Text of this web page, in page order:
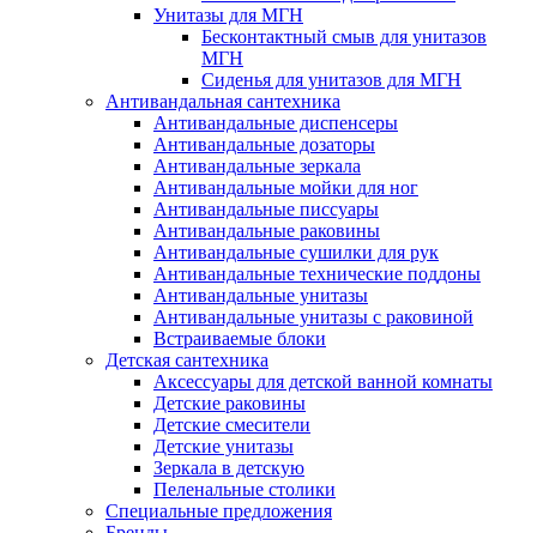
Унитазы для МГН
Бесконтактный смыв для унитазов
МГН
Сиденья для унитазов для МГН
Антивандальная сантехника
Антивандальные диспенсеры
Антивандальные дозаторы
Антивандальные зеркала
Антивандальные мойки для ног
Антивандальные писсуары
Антивандальные раковины
Антивандальные сушилки для рук
Антивандальные технические поддоны
Антивандальные унитазы
Антивандальные унитазы с раковиной
Встраиваемые блоки
Детская сантехника
Аксессуары для детской ванной комнаты
Детские раковины
Детские смесители
Детские унитазы
Зеркала в детскую
Пеленальные столики
Специальные предложения